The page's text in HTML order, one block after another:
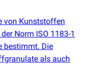
von Kunststoffen
Norm ISO 1183-1
bestimmt. Die
als auch